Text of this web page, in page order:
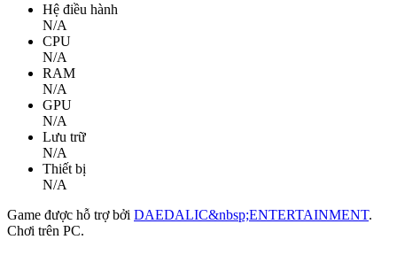
Hệ điều hành
N/A
CPU
N/A
RAM
N/A
GPU
N/A
Lưu trữ
N/A
Thiết bị
N/A
Game được hỗ trợ bởi DAEDALIC&nbsp;ENTERTAINMENT.
Chơi trên PC.